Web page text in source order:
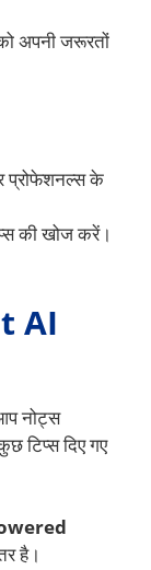
अपनी जरूरतों
प्रोफेशनल्स के
की खोज करें।
AI
नोट्स
टिप्स दिए गए
है।